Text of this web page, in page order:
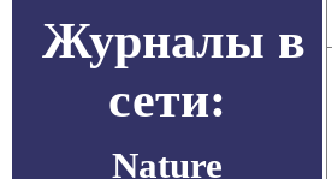
Журналы в
сети:
Nature